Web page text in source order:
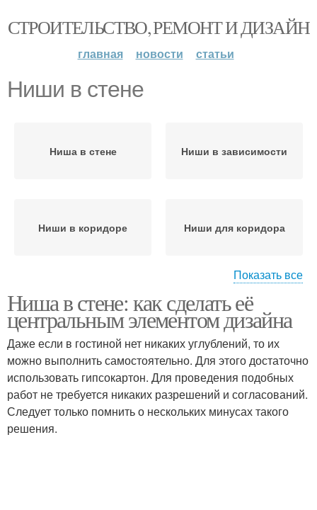
СТРОИТЕЛЬСТВО, РЕМОНТ И ДИЗАЙН
главная новости статьи
Ниши в стене
Ниша в стене Ниши в зависимости
Ниши в коридоре Ниши для коридора
Расположение на стене Стен из гипсокартона
Каркасы для ниш Ниши в стенах
Показать все
Ниша в стене: как сделать её
центральным элементом дизайна
Даже если в гостиной нет никаких углублений, то их
можно выполнить самостоятельно. Для этого достаточно
использовать гипсокартон. Для проведения подобных
работ не требуется никаких разрешений и согласований.
Следует только помнить о нескольких минусах такого
решения.